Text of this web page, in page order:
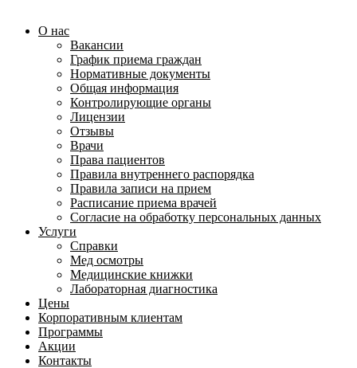
О нас
Вакансии
График приема граждан
Нормативные документы
Общая информация
Контролирующие органы
Лицензии
Отзывы
Врачи
Права пациентов
Правила внутреннего распорядка
Правила записи на прием
Расписание приема врачей
Согласие на обработку персональных данных
Услуги
Справки
Мед осмотры
Медицинские книжки
Лабораторная диагностика
Цены
Корпоративным клиентам
Программы
Акции
Контакты